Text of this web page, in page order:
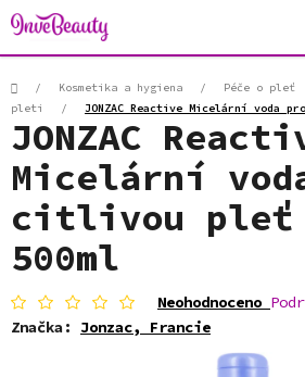
Přejít
na
obsah
Domů/ Kosmetika a hygiena / Péče o pleť
pleti
/ JONZAC Reactive Micelární voda
JONZAC
Micelární
citlivou pleť
500ml
Průměrné
hodnocení
produktu
Neohodnoceno
Značka: Jonzac, Francie